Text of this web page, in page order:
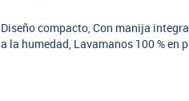
Diseño compacto, Con manija
a la humedad, Lavamanos 100 % en